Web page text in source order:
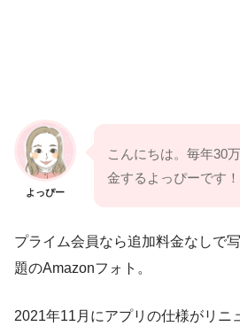
よっぴー
こんにちは。毎年30
金するよっぴーです！
プライム会員なら追加料金なしで
題のAmazonフォト。
2021年11月にアプリの仕様がリニ